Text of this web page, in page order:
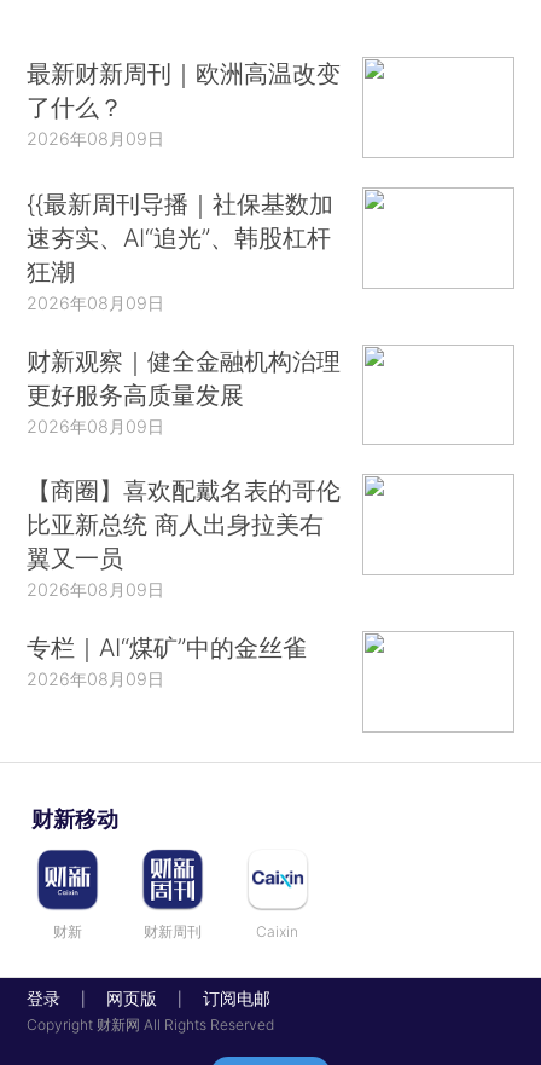
最新财新周刊｜欧洲高温改变
了什么？
2026年08月09日
{{最新周刊导播｜社保基数加
速夯实、AI“追光”、韩股杠杆
狂潮
2026年08月09日
财新观察｜健全金融机构治理
更好服务高质量发展
2026年08月09日
【商圈】喜欢配戴名表的哥伦
比亚新总统 商人出身拉美右
翼又一员
2026年08月09日
专栏｜AI“煤矿”中的金丝雀
2026年08月09日
财新移动
财新 财新周刊 Caixin
登录 网页版 订阅电邮
Copyright 财新网 All Rights Reserved